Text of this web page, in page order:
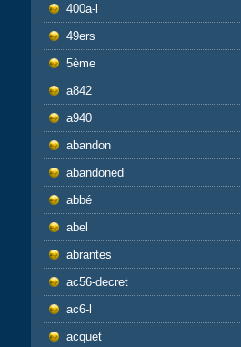
400a-l
49ers
5ème
a842
a940
abandon
abandoned
abbé
abel
abrantes
ac56-decret
ac6-l
acquet